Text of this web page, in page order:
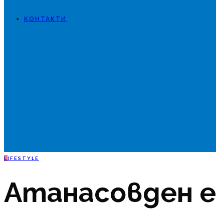
КОНТАКТИ
L IFESTYLE
Атанасовден е